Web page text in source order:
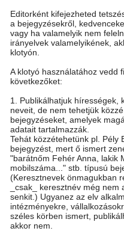
Editorként kifejezheted
a bejegyzésekről,
vagy ha valamelyik nem
irányelvek valamelyikének,
klotyón.
A klotyó használatához vedd
következőket:
1. Publikálhatjuk hírességek,
neveit, de nem tehetjük
bejegyzéseket, amelyek
adatait tartalmazzák.
Tehát közzétehetünk pl. Pély
bejegyzést, mert ő ismert
"barátnőm Fehér Anna, lakik
mobilszáma..." stb. típusú
(Keresztnevek önmagukban
_csak_ keresztnév még
senkit.) Ugyanez az elv
intézményekre,
széles körben ismert,
akkor nem.